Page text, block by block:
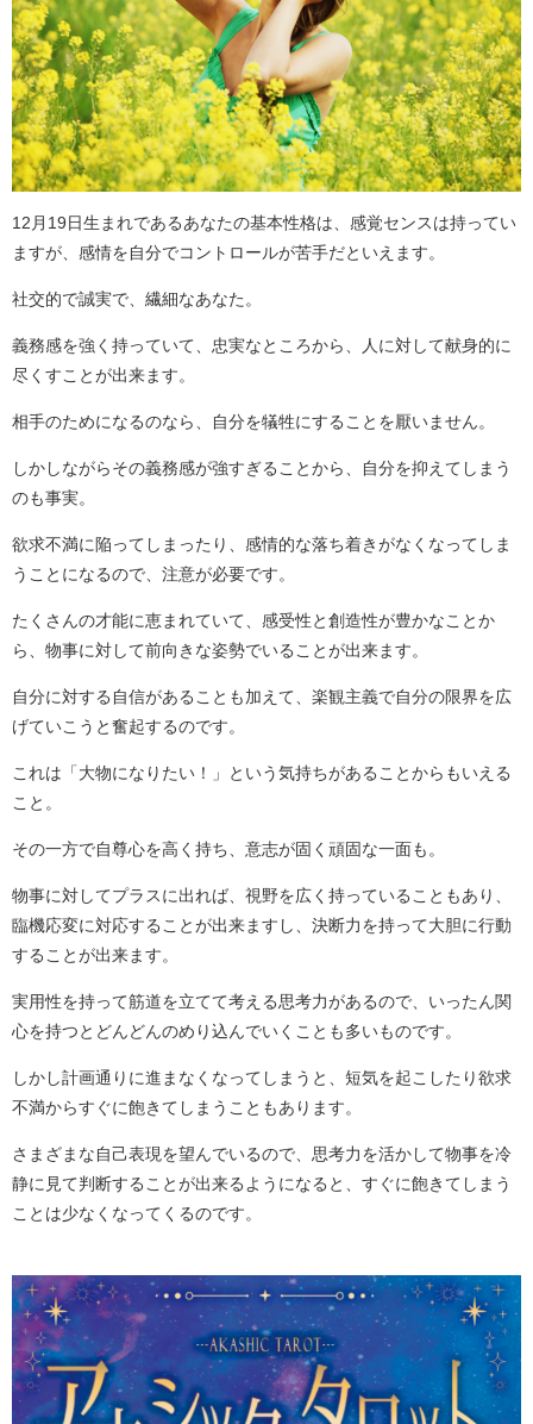
12月19日生まれであるあなたの基本性格は、感覚センスは持ってい
ますが、感情を自分でコントロールが苦手だといえます。
社交的で誠実で、繊細なあなた。
義務感を強く持っていて、忠実なところから、人に対して献身的に
尽くすことが出来ます。
相手のためになるのなら、自分を犠牲にすることを厭いません。
しかしながらその義務感が強すぎることから、自分を抑えてしまう
のも事実。
欲求不満に陥ってしまったり、感情的な落ち着きがなくなってしま
うことになるので、注意が必要です。
たくさんの才能に恵まれていて、感受性と創造性が豊かなことか
ら、物事に対して前向きな姿勢でいることが出来ます。
自分に対する自信があることも加えて、楽観主義で自分の限界を広
げていこうと奮起するのです。
これは「大物になりたい！」という気持ちがあることからもいえる
こと。
その一方で自尊心を高く持ち、意志が固く頑固な一面も。
物事に対してプラスに出れば、視野を広く持っていることもあり、
臨機応変に対応することが出来ますし、決断力を持って大胆に行動
することが出来ます。
実用性を持って筋道を立てて考える思考力があるので、いったん関
心を持つとどんどんのめり込んでいくことも多いものです。
しかし計画通りに進まなくなってしまうと、短気を起こしたり欲求
不満からすぐに飽きてしまうこともあります。
さまざまな自己表現を望んでいるので、思考力を活かして物事を冷
静に見て判断することが出来るようになると、すぐに飽きてしまう
ことは少なくなってくるのです。